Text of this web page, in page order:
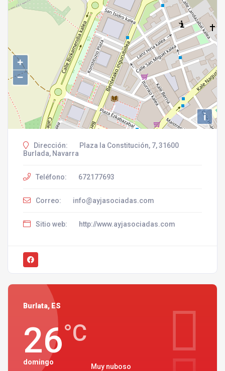
+
−
i
Dirección:
Plaza la Constitución, 7, 31600
Burlada, Navarra
Teléfono: 672177693
Correo: info@ayjasociadas.com
Sitio web: http://www.ayjasociadas.com
Burlata, ES
26°C
Muy nuboso
domingo